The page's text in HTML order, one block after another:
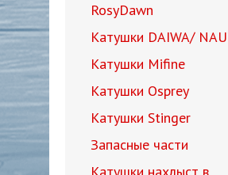
RosyDawn
Катушки DAIWA/
Катушки Mifine
Катушки Osprey
Катушки Stinger
Запасные части